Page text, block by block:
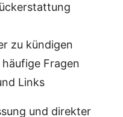
zu kündigen
Fragen
Links
und direkter